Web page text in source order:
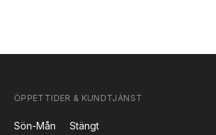
ÖPPETTIDER & KUNDTJÄNST
Sön-Mån
Stängt